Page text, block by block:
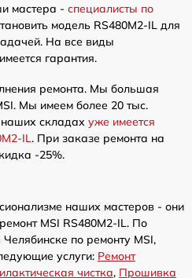
мастера - специалисты по
модель RS480M2-IL для
На все виды
гарантия.
ремонта. Мы большая
Мы имеем более 20 тыс.
складах уже имеется
IL. При заказе ремонта на
-25%.
наших мастеров - они
MSI RS480M2-IL. По
по ремонту MSI,
услуги: Ремонт
чистка, Прошивка